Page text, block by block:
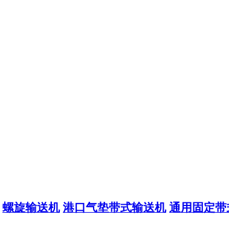
螺旋输送机 港口气垫带式输送机 通用固定